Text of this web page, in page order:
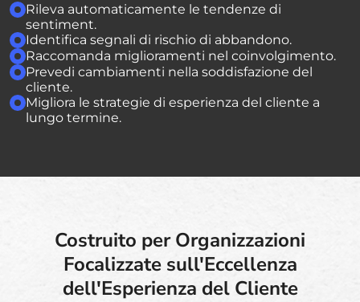
Rileva automaticamente le tendenze di
sentiment.
Identifica segnali di rischio di abbandono.
Raccomanda miglioramenti nel coinvolgimento.
Prevedi cambiamenti nella soddisfazione del
cliente.
Migliora le strategie di esperienza del cliente a
lungo termine.
Costruito per Organizzazioni
Focalizzate sull'Eccellenza
dell'Esperienza del Cliente